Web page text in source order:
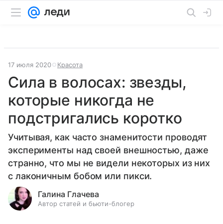
17 июля 2020 Красота
Сила в волосах: звезды,
которые никогда не
подстригались коротко
Учитывая, как часто знаменитости проводят
эксперименты над своей внешностью, даже
странно, что мы не видели некоторых из них
с лаконичным бобом или пикси.
Галина Глачева
Автор статей и бьюти-блогер